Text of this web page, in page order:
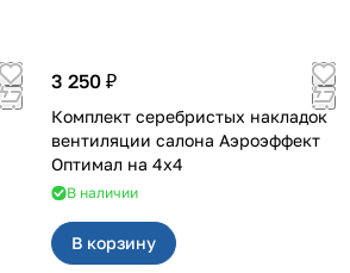
3 250 ₽
Комплект серебристых накладок
вентиляции салона Аэроэффект
Оптимал на 4х4
В наличии
В корзину